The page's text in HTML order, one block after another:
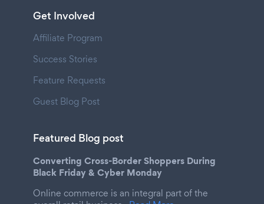
Get Involved
Affiliate Program
Success Stories
Feature Requests
Guest Blog Post
Featured Blog post
Converting Cross-Border Shoppers During
Black Friday & Cyber Monday
Online commerce is an integral part of the